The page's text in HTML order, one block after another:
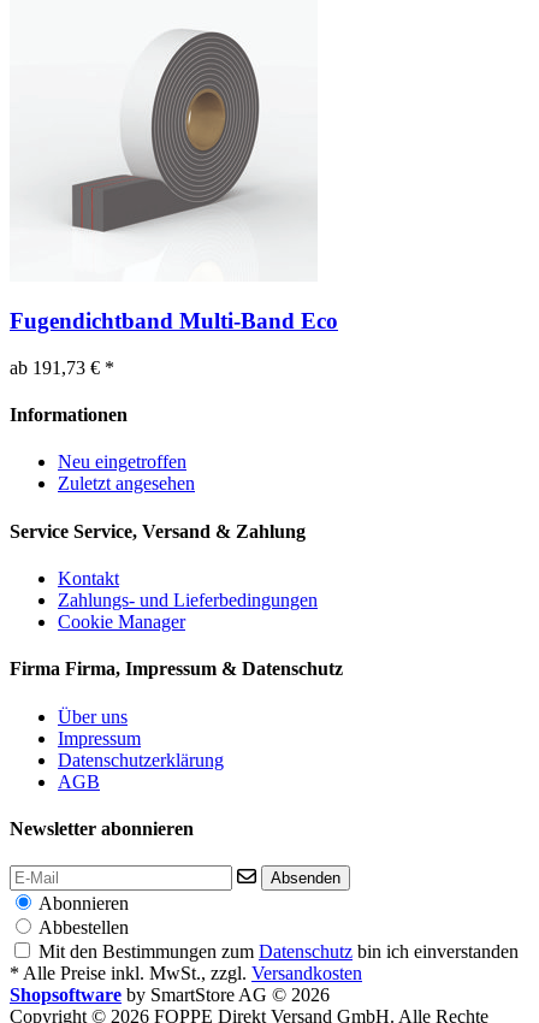
Fugendichtband Multi-Band Eco
ab 191,73 € *
Informationen
Neu eingetroffen
Zuletzt angesehen
Service Service, Versand & Zahlung
Kontakt
Zahlungs- und Lieferbedingungen
Cookie Manager
Firma Firma, Impressum & Datenschutz
Über uns
Impressum
Datenschutzerklärung
AGB
Newsletter abonnieren
Absenden
Abonnieren
Abbestellen
Mit den Bestimmungen zum Datenschutz bin ich einverstanden
* Alle Preise inkl. MwSt., zzgl. Versandkosten
Shopsoftware by SmartStore AG © 2026
Copyright © 2026 FOPPE Direkt Versand GmbH. Alle Rechte